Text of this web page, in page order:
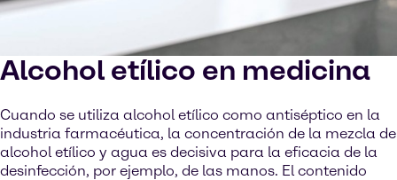
Alcohol etílico en medicina
Cuando se utiliza alcohol etílico como antiséptico en la
industria farmacéutica, la concentración de la mezcla de
alcohol etílico y agua es decisiva para la eficacia de la
desinfección, por ejemplo, de las manos. El contenido